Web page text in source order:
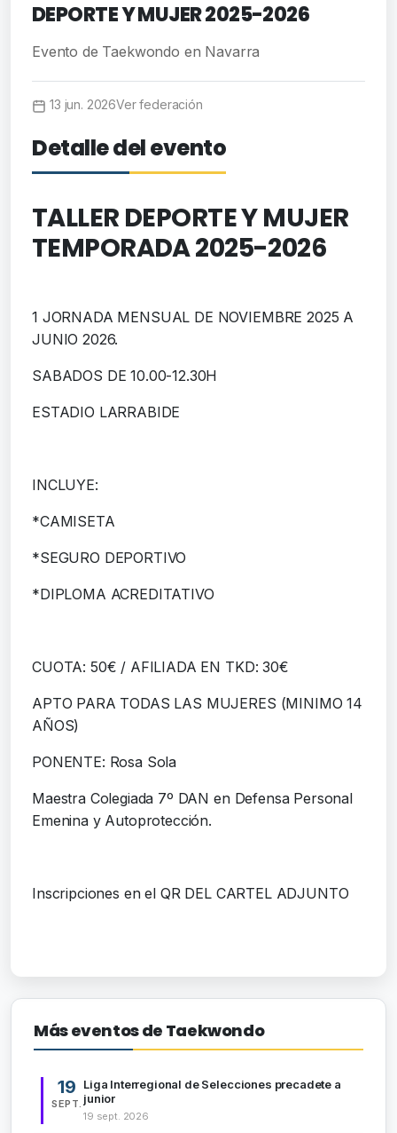
DEPORTE Y MUJER 2025-2026
Evento de Taekwondo en Navarra
13 jun. 2026Ver federación
Detalle del evento
TALLER DEPORTE Y MUJER
TEMPORADA 2025-2026
1 JORNADA MENSUAL DE NOVIEMBRE 2025 A
JUNIO 2026.
SABADOS DE 10.00-12.30H
ESTADIO LARRABIDE
INCLUYE:
*CAMISETA
*SEGURO DEPORTIVO
*DIPLOMA ACREDITATIVO
CUOTA: 50€ / AFILIADA EN TKD: 30€
APTO PARA TODAS LAS MUJERES (MINIMO 14
AÑOS)
PONENTE: Rosa Sola
Maestra Colegiada 7º DAN en Defensa Personal
Emenina y Autoprotección.
Inscripciones en el QR DEL CARTEL ADJUNTO
Más eventos de Taekwondo
19
SEPT.
Liga Interregional de Selecciones precadete a
junior
19 sept. 2026